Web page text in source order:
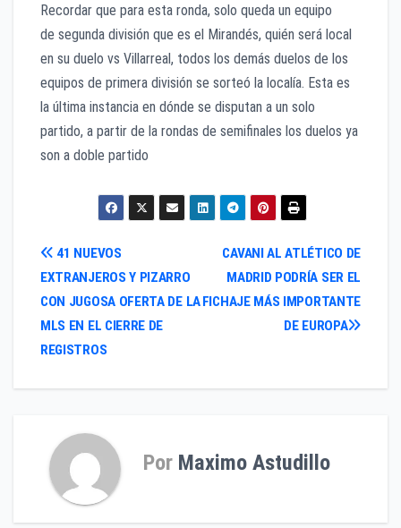
Recordar que para esta ronda, solo queda un equipo
de segunda división que es el Mirandés, quién será local
en su duelo vs Villarreal, todos los demás duelos de los
equipos de primera división se sorteó la localía. Esta es
la última instancia en dónde se disputan a un solo
partido, a partir de la rondas de semifinales los duelos ya
son a doble partido
Navegación
de
entradas
CAVANI AL ATLÉTICO DE
MADRID PODRÍA SER EL
FICHAJE MÁS IMPORTANTE
DE EUROPA
41 NUEVOS
EXTRANJEROS Y PIZARRO
CON JUGOSA OFERTA DE LA
MLS EN EL CIERRE DE
REGISTROS
Por Maximo Astudillo